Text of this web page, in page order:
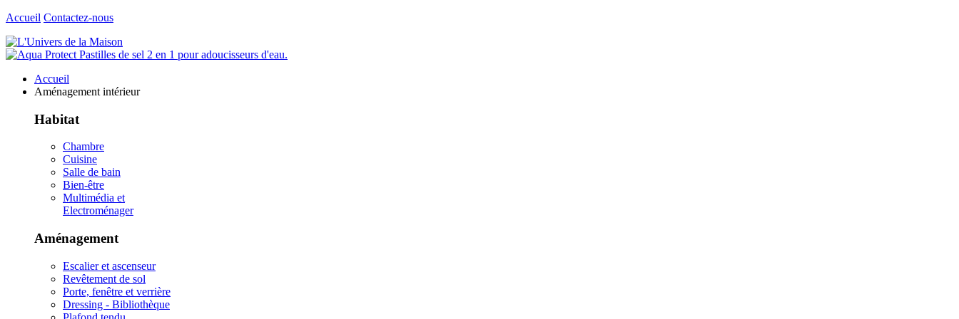
Accueil Contactez-nous
Accueil
Aménagement intérieur
Habitat
Chambre
Cuisine
Salle de bain
Bien-être
Multimédia et
Electroménager
Aménagement
Escalier et ascenseur
Revêtement de sol
Porte, fenêtre et verrière
Dressing - Bibliothèque